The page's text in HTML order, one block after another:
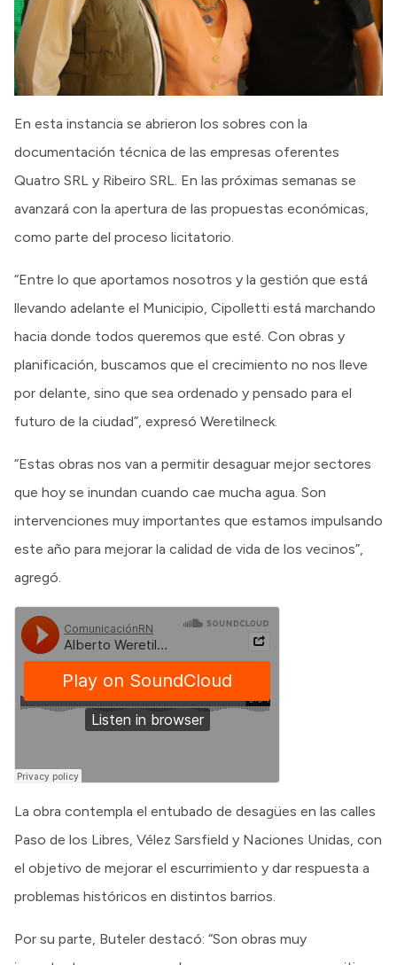
En esta instancia se abrieron los sobres con la
documentación técnica de las empresas oferentes
Quatro SRL y Ribeiro SRL. En las próximas semanas se
avanzará con la apertura de las propuestas económicas,
como parte del proceso licitatorio.
“Entre lo que aportamos nosotros y la gestión que está
llevando adelante el Municipio, Cipolletti está marchando
hacia donde todos queremos que esté. Con obras y
planificación, buscamos que el crecimiento no nos lleve
por delante, sino que sea ordenado y pensado para el
futuro de la ciudad”, expresó Weretilneck.
“Estas obras nos van a permitir desaguar mejor sectores
que hoy se inundan cuando cae mucha agua. Son
intervenciones muy importantes que estamos impulsando
este año para mejorar la calidad de vida de los vecinos”,
agregó.
La obra contempla el entubado de desagües en las calles
Paso de los Libres, Vélez Sarsfield y Naciones Unidas, con
el objetivo de mejorar el escurrimiento y dar respuesta a
problemas históricos en distintos barrios.
Por su parte, Buteler destacó: “Son obras muy